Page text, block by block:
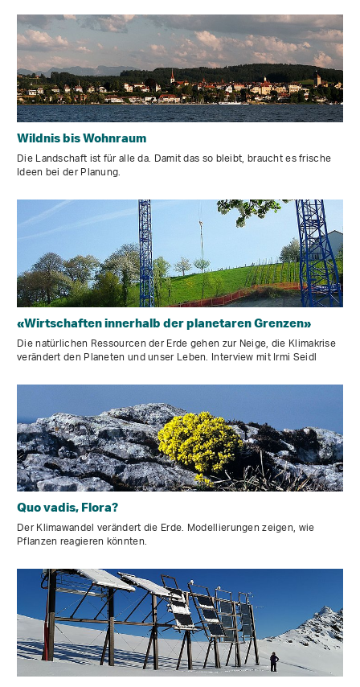
Wildnis bis Wohnraum
Die Landschaft ist für alle da. Damit das so bleibt, braucht es frische
Ideen bei der Planung.
«Wirtschaften innerhalb der planetaren Grenzen»
Die natürlichen Ressourcen der Erde gehen zur Neige, die Klimakrise
verändert den Planeten und unser Leben. Interview mit Irmi Seidl
Quo vadis, Flora?
Der Klimawandel verändert die Erde. Modellierungen zeigen, wie
Pflanzen reagieren könnten.